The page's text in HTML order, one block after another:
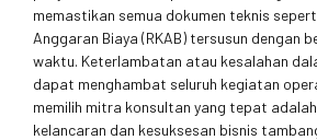
memastikan semua dokumen teknis
Anggaran Biaya (RKAB) tersusun dengan
waktu. Keterlambatan atau kesalahan
dapat menghambat seluruh kegiatan
memilih mitra konsultan yang tepat
kelancaran dan kesuksesan bisnis